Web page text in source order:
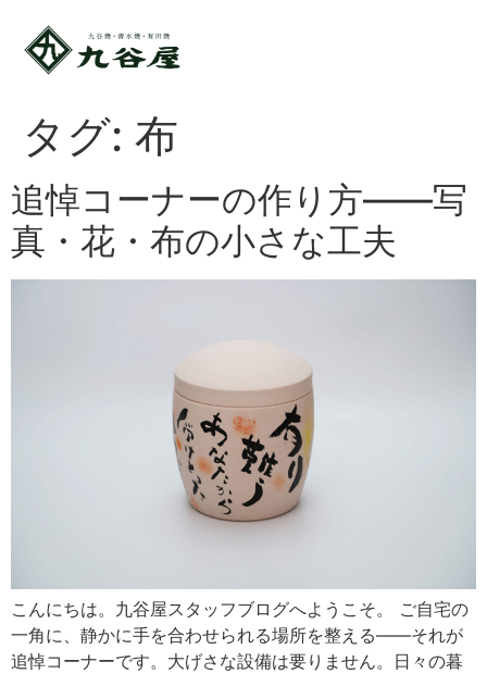
タグ: 布
追悼コーナーの作り方——写
真・花・布の小さな工夫
こんにちは。九谷屋スタッフブログへようこそ。 ご自宅の
一角に、静かに手を合わせられる場所を整える——それが
追悼コーナーです。大げさな設備は要りません。日々の暮